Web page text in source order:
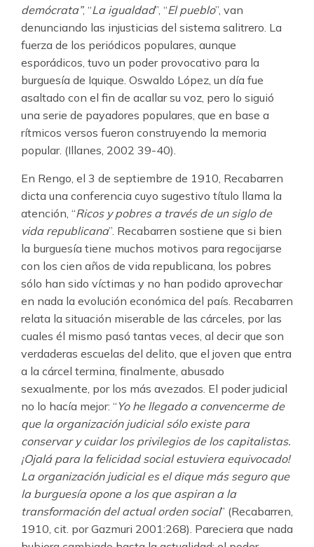
demócrata”, “La igualdad”, “El pueblo”, van
denunciando las injusticias del sistema salitrero. La
fuerza de los periódicos populares, aunque
esporádicos, tuvo un poder provocativo para la
burguesía de Iquique. Oswaldo López, un día fue
asaltado con el fin de acallar su voz, pero lo siguió
una serie de payadores populares, que en base a
rítmicos versos fueron construyendo la memoria
popular. (Illanes, 2002 39-40).
En Rengo, el 3 de septiembre de 1910, Recabarren
dicta una conferencia cuyo sugestivo título llama la
atención, “Ricos y pobres a través de un siglo de
vida republicana”. Recabarren sostiene que si bien
la burguesía tiene muchos motivos para regocijarse
con los cien años de vida republicana, los pobres
sólo han sido víctimas y no han podido aprovechar
en nada la evolución económica del país. Recabarren
relata la situación miserable de las cárceles, por las
cuales él mismo pasó tantas veces, al decir que son
verdaderas escuelas del delito, que el joven que entra
a la cárcel termina, finalmente, abusado
sexualmente, por los más avezados. El poder judicial
no lo hacía mejor: “ Yo he llegado a convencerme de
que la organización judicial sólo existe para
conservar y cuidar los privilegios de los capitalistas.
¡Ojalá para la felicidad social estuviera equivocado!
La organización judicial es el dique más seguro que
la burguesía opone a los que aspiran a la
transformación del actual orden social” (Recabarren,
1910, cit. por Gazmuri 2001:268). Pareciera que nada